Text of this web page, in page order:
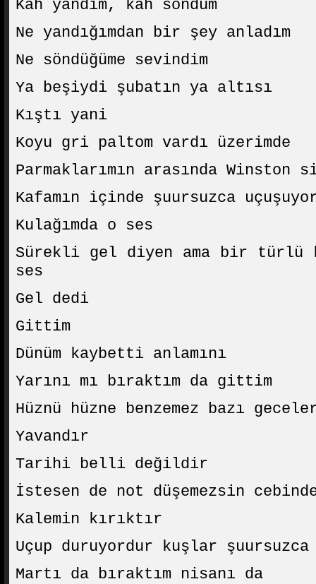
Kâh yandım, kâh söndüm
Ne yandığımdan bir şey anladım
Ne söndüğüme sevindim
Ya beşiydi şubatın ya altısı
Kıştı yani
Koyu gri paltom vardı üzerimde
Parmaklarımın arasında Winston
Kafamın içinde şuursuzca
Kulağımda o ses
Sürekli gel diyen ama bir türlü
ses
Gel dedi
Gittim
Dünüm kaybetti anlamını
Yarını mı bıraktım da gittim
Hüznü hüzne benzemez bazı
Yavandır
Tarihi belli değildir
İstesen de not düşemezsin
Kalemin kırıktır
Uçup duruyordur kuşlar
Martı da bıraktım nisanı da